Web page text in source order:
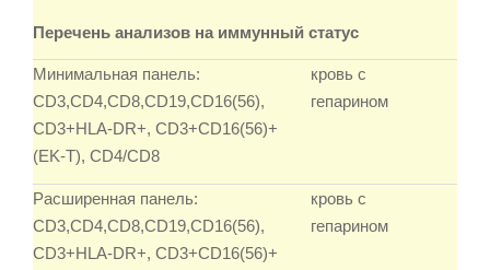
Перечень анализов на иммунный статус
Минимальная панель:
CD3,CD4,CD8,CD19,CD16(56),
CD3+HLA-DR+, CD3+CD16(56)+
(EK-T), CD4/CD8
кровь с
гепарином
Расширенная панель:
CD3,CD4,CD8,CD19,CD16(56),
CD3+HLA-DR+, CD3+CD16(56)+
кровь с
гепарином